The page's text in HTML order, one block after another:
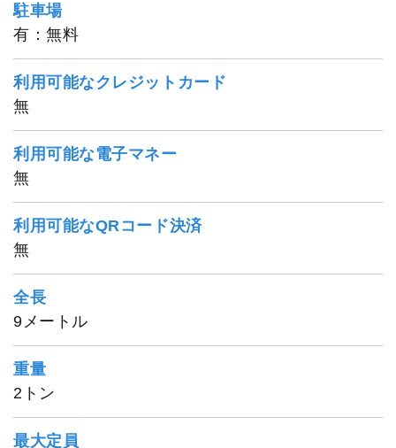
駐車場
有：無料
利用可能なクレジットカード
無
利用可能な電子マネー
無
利用可能なQRコード決済
無
全長
9メートル
重量
2トン
最大定員